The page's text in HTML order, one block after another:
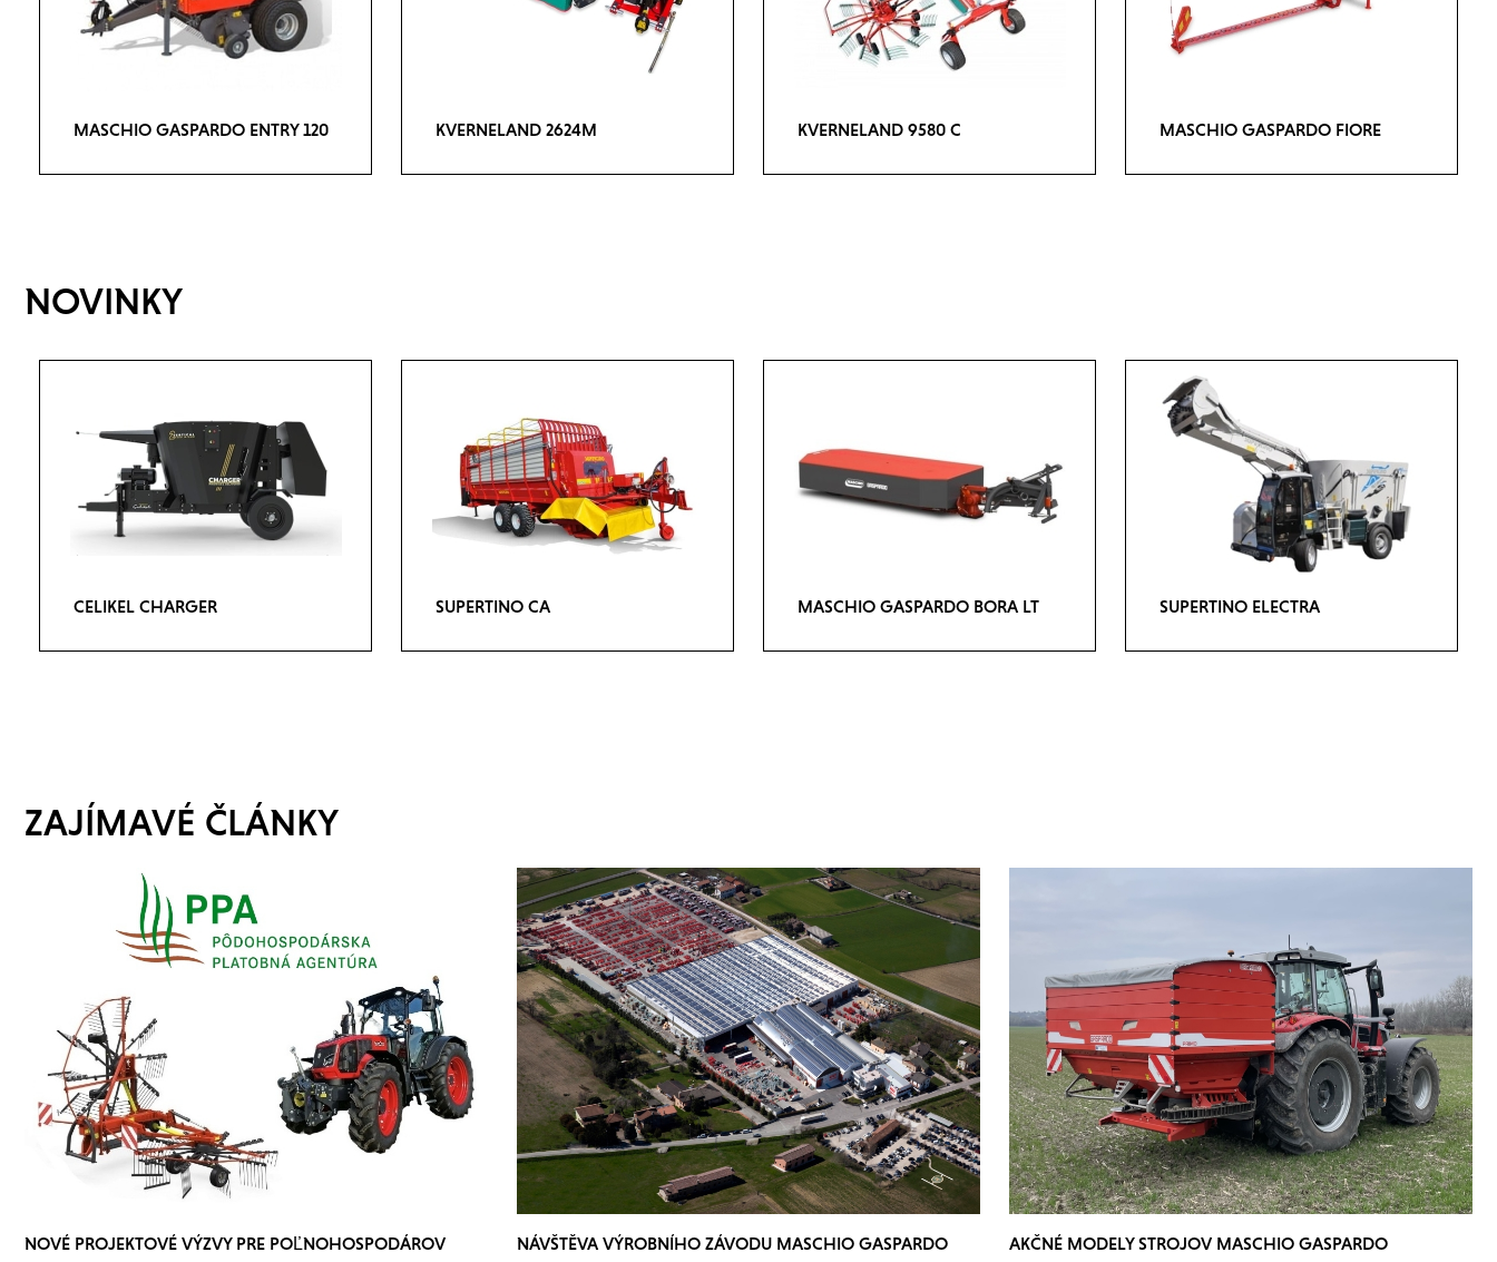
MASCHIO GASPARDO ENTRY 120 KVERNELAND 2624M KVERNELAND 9580 C MASCHIO GASPARDO FIORE
NOVINKY
CELIKEL CHARGER SUPERTINO CA MASCHIO GASPARDO BORA LT SUPERTINO ELECTRA
ZAJÍMAVÉ ČLÁNKY
NOVÉ PROJEKTOVÉ VÝZVY PRE POĽNOHOSPODÁROV NÁVŠTĚVA VÝROBNÍHO ZÁVODU MASCHIO GASPARDO AKČNÉ MODELY STROJOV MASCHIO GASPARDO